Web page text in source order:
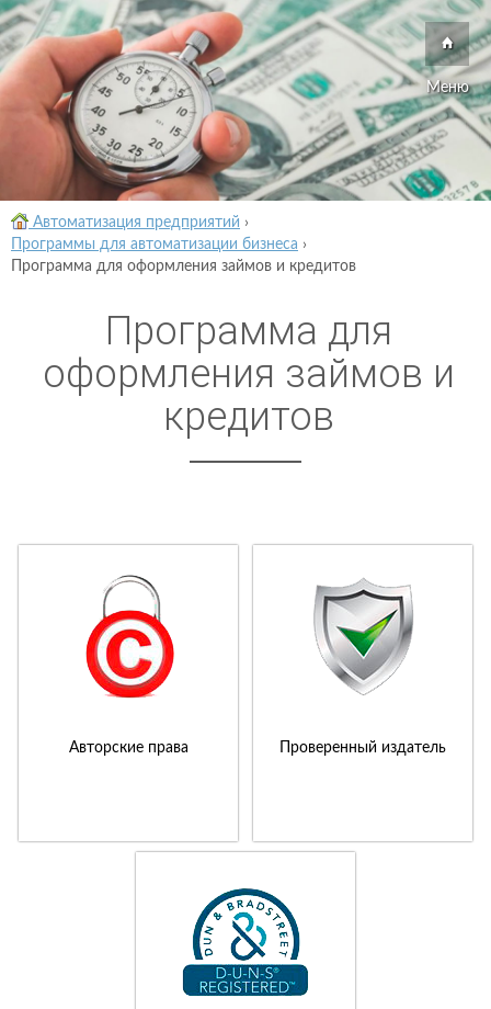
Меню
Автоматизация предприятий ›
Программы для автоматизации бизнеса ›
Программа для оформления займов и кредитов
Программа для
оформления займов и
кредитов
Авторские права Проверенный издатель